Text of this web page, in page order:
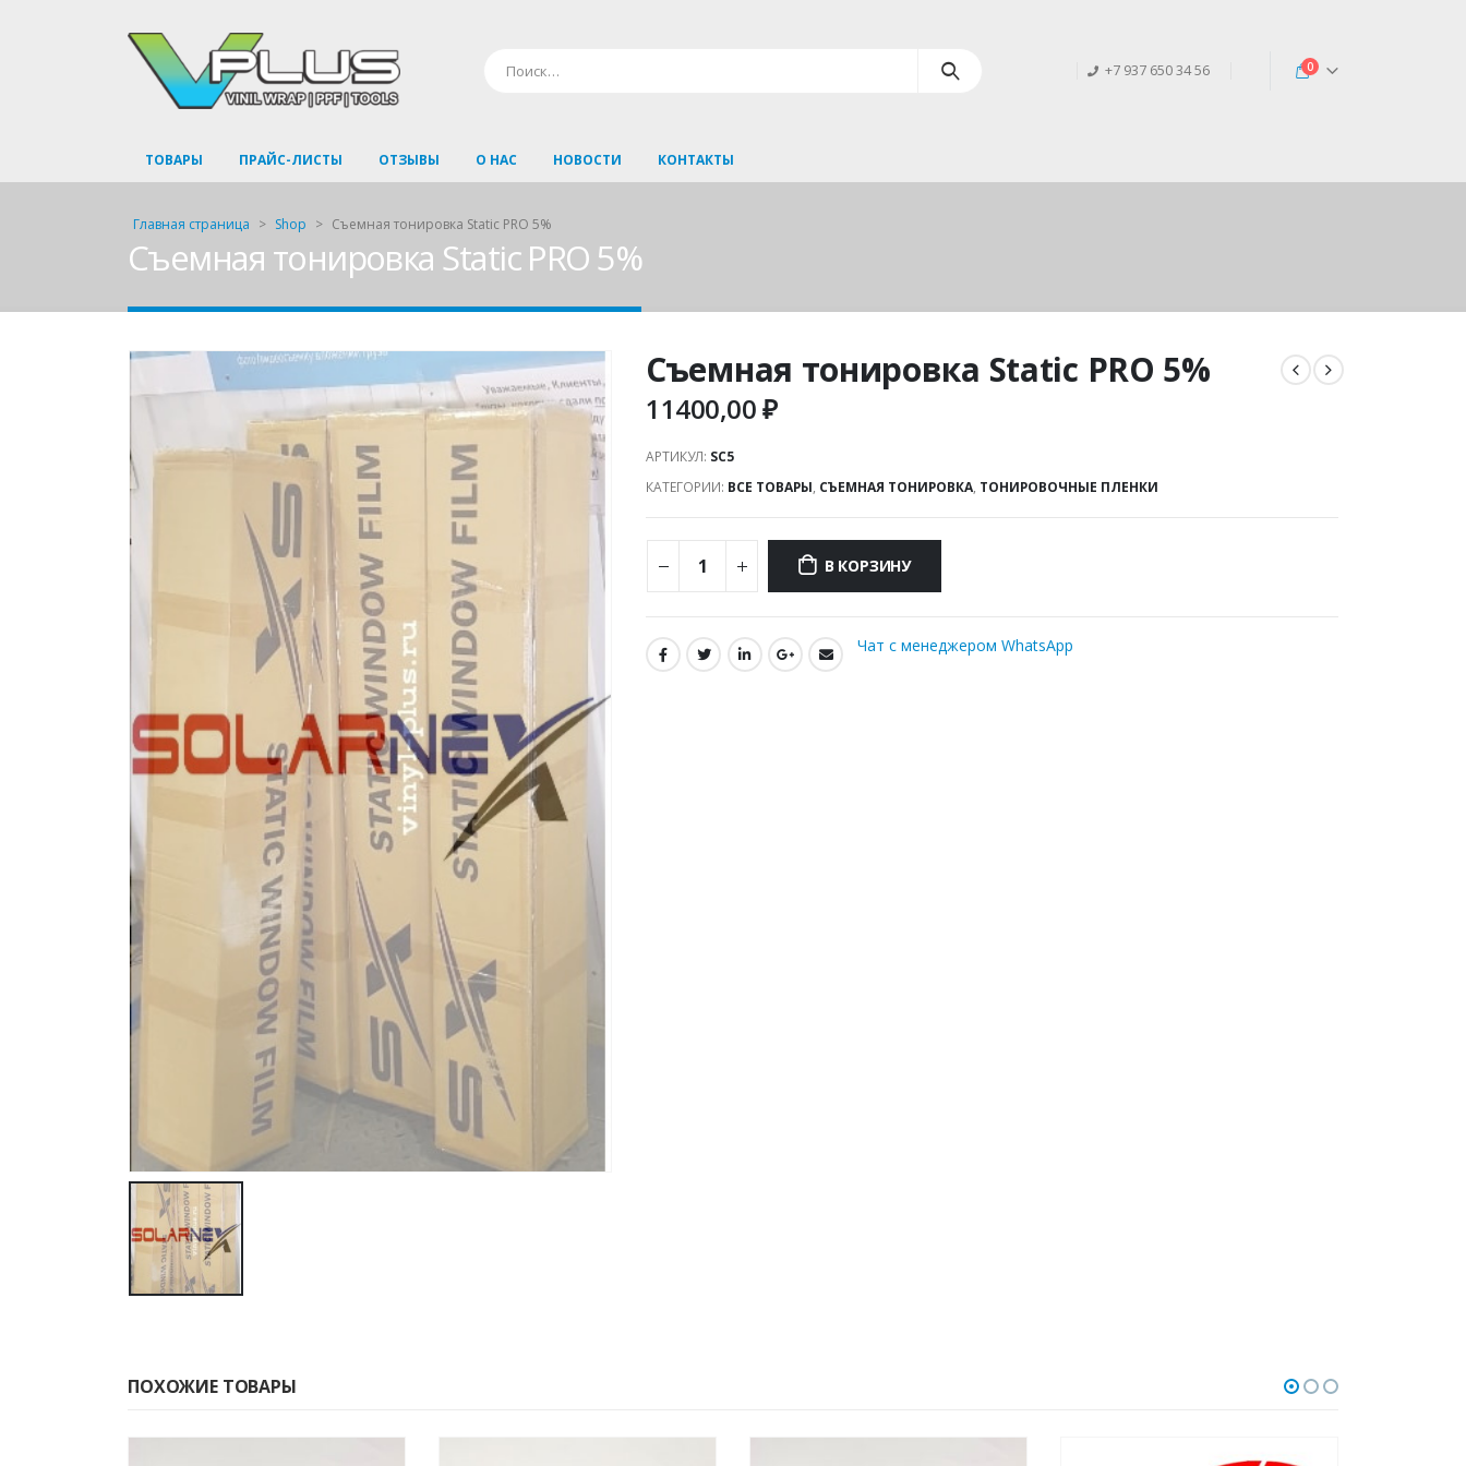
+7 937 650 34 56 0
ТОВАРЫ ПРАЙС-ЛИСТЫ ОТЗЫВЫ О НАС НОВОСТИ КОНТАКТЫ
Главная страница > Shop > Съемная тонировка Static PRO 5%
Съемная тонировка Static PRO 5%
Съемная тонировка Static PRO 5%
11400,00₽
АРТИКУЛ: SC5
КАТЕГОРИИ: ВСЕ ТОВАРЫ, СЪЕМНАЯ ТОНИРОВКА, ТОНИРОВОЧНЫЕ ПЛЕНКИ
В КОРЗИНУ
Чат с менеджером WhatsApp
ПОХОЖИЕ ТОВАРЫ